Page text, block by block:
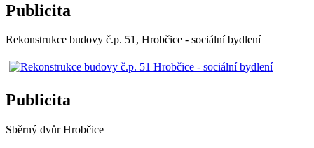
Publicita
Rekonstrukce budovy č.p. 51, Hrobčice - sociální bydlení
Publicita
Sběrný dvůr Hrobčice